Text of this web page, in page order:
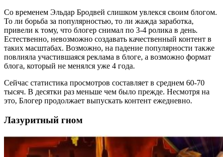
Со временем Эльдар Бродвей слишком увлекся своим блогом.
То ли борьба за популярностью, то ли жажда заработка,
привели к тому, что блогер снимал по 3-4 ролика в день.
Естественно, невозможно создавать качественный контент в
таких масштабах. Возможно, на падение популярности также
повлияла участившаяся реклама в блоге, а возможно формат
блога, который не менялся уже 4 года.
Сейчас статистика просмотров составляет в среднем 60-70
тысяч. В десятки раз меньше чем было прежде. Несмотря на
это, Блогер продолжает выпускать контент ежедневно.
Лазуритный гном